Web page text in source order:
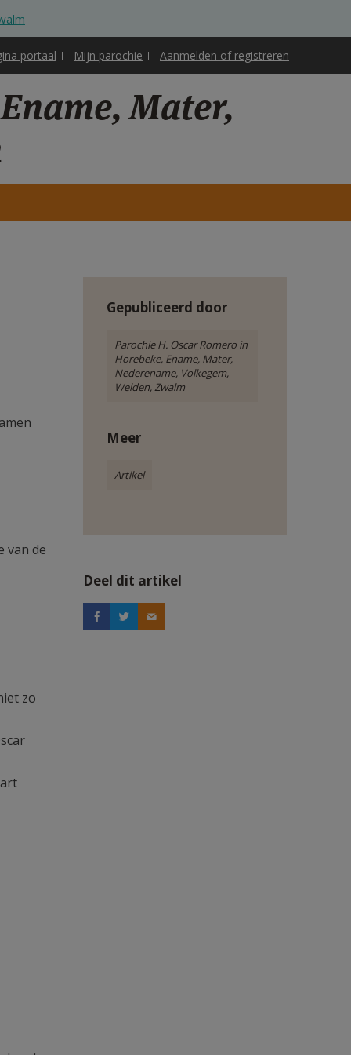
portaal Mijn parochie Aanmelden of registreren
Mater,
van de
zo
Gepubliceerd door
Parochie H. Oscar Romero in
Horebeke, Ename, Mater,
Nederename, Volkegem,
Welden, Zwalm
Meer
Artikel
Deel dit artikel